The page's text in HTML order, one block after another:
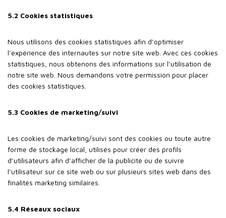
5.2 Cookies statistiques
Nous utilisons des cookies statistiques afin d’optimiser
l’expérience des internautes sur notre site web. Avec ces cookies
statistiques, nous obtenons des informations sur l’utilisation de
notre site web. Nous demandons votre permission pour placer
des cookies statistiques.
5.3 Cookies de marketing/suivi
Les cookies de marketing/suivi sont des cookies ou toute autre
forme de stockage local, utilisés pour créer des profils
d’utilisateurs afin d’afficher de la publicité ou de suivre
l’utilisateur sur ce site web ou sur plusieurs sites web dans des
finalités marketing similaires.
5.4 Réseaux sociaux